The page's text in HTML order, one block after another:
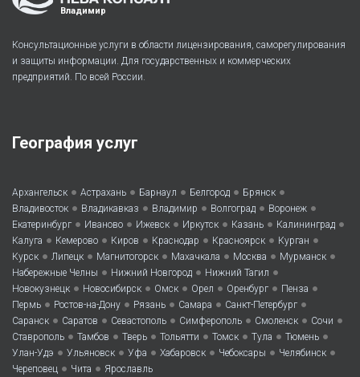
Владимир
Консультационные услуги в области лицензирования, саморегулирования
и защиты информации. Для государственных и коммерческих
предприятий. По всей России.
География услуг
Архангельск • Астрахань • Барнаул • Белгород • Брянск •
Владивосток • Владикавказ • Владимир • Волгоград • Воронеж •
Екатеринбург • Иваново • Ижевск • Иркутск • Казань • Калининград •
Калуга • Кемерово • Киров • Краснодар • Красноярск • Курган •
Курск • Липецк • Магнитогорск • Махачкала • Москва • Мурманск •
Набережные Челны • Нижний Новгород • Нижний Тагил •
Новокузнецк • Новосибирск • Омск • Орел • Оренбург • Пенза •
Пермь • Ростов-на-Дону • Рязань • Самара • Санкт-Петербург •
Саранск • Саратов • Севастополь • Симферополь • Смоленск • Сочи •
Ставрополь • Тамбов • Тверь • Тольятти • Томск • Тула • Тюмень •
Улан-Удэ • Ульяновск • Уфа • Хабаровск • Чебоксары • Челябинск •
Череповец • Чита • Ярославль